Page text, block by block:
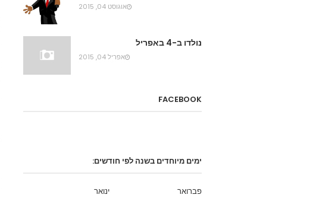
אוגוסט 04, 2015
נולדו ב-4 באפריל
אפריל 04, 2015
FACEBOOK
ימים מיוחדים בשנה לפי חודשים:
ינואר
פברואר